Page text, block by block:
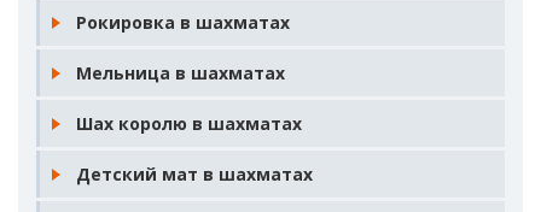
Рокировка в шахматах
Мельница в шахматах
Шах королю в шахматах
Детский мат в шахматах